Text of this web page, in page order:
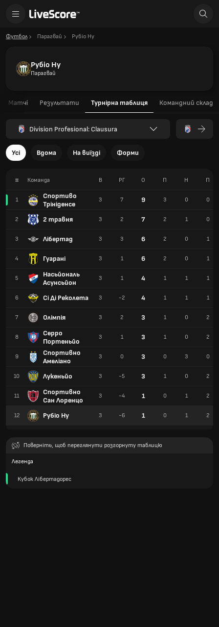
Футбол Парагвай Рубіо Ну
Рубіо Ну
Парагвай
Матчі Результати Турнірна таблиця Командний склад
Division Profesional: Clausura
Усі Вдома На виїзді Форми
# Команда
1
Спортиво
Трініденсе
2 2 травня
3 Лібертад
4 Гуарані
5
Насьйональ
Асунсьйон
6 Сі Ді Реколета
7 Олімпія
8
Серро
Портеньйо
9
Спортивно
Амеліано
10 Лукеньйо
11
Спортивно
Сан Лоренцо
12 Рубіо Ну
В РГ О П Н П
3 7 9 3 0 0
3 2 7 2 1 0
3 3 6 2 0 1
3 1 6 2 0 1
3 1 4 1 1 1
3 -2 4 1 1 1
3 2 3 1 0 2
3 1 3 1 0 2
3 0 3 0 3 0
3 -5 3 1 0 2
3 -4 1 0 1 2
3 -6 1 0 1 2
Поверніть, щоб переглянути розгорнуту таблицю
Легенда
Кубок Лібертадорес